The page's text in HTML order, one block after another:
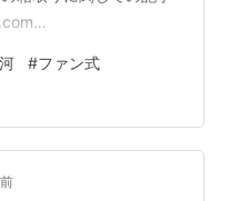
#ファン式